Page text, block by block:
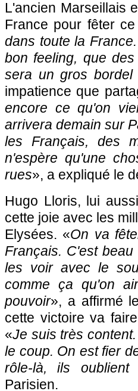
L'ancien Marseillais
France pour fêter
dans toute la
bon feeling, que
sera un gros bordel
impatience que
encore ce qu'on
arrivera demain sur
les Français, des
n'espère qu'une
rues», a expliqué le
Hugo Lloris, lui
cette joie avec les
Elysées. «On va
Français. C'est
les voir avec le
comme ça qu'on
pouvoir», a affirmé
cette victoire va
«Je suis très
le coup. On est fier
rôle-là, ils oublient
Parisien.